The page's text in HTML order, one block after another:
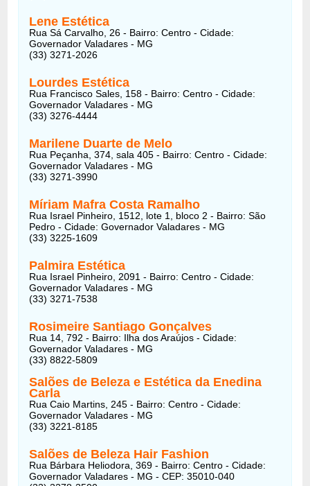
Lene Estética
Rua Sá Carvalho, 26 - Bairro: Centro - Cidade:
Governador Valadares - MG
(33) 3271-2026
Lourdes Estética
Rua Francisco Sales, 158 - Bairro: Centro - Cidade:
Governador Valadares - MG
(33) 3276-4444
Marilene Duarte de Melo
Rua Peçanha, 374, sala 405 - Bairro: Centro - Cidade:
Governador Valadares - MG
(33) 3271-3990
Míriam Mafra Costa Ramalho
Rua Israel Pinheiro, 1512, lote 1, bloco 2 - Bairro: São
Pedro - Cidade: Governador Valadares - MG
(33) 3225-1609
Palmira Estética
Rua Israel Pinheiro, 2091 - Bairro: Centro - Cidade:
Governador Valadares - MG
(33) 3271-7538
Rosimeire Santiago Gonçalves
Rua 14, 792 - Bairro: Ilha dos Araújos - Cidade:
Governador Valadares - MG
(33) 8822-5809
Salões de Beleza e Estética da Enedina
Carla
Rua Caio Martins, 245 - Bairro: Centro - Cidade:
Governador Valadares - MG
(33) 3221-8185
Salões de Beleza Hair Fashion
Rua Bárbara Heliodora, 369 - Bairro: Centro - Cidade:
Governador Valadares - MG - CEP: 35010-040